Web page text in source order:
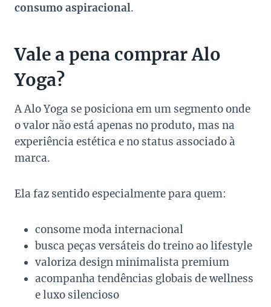
consumo aspiracional.
Vale a pena comprar Alo
Yoga?
A Alo Yoga se posiciona em um segmento onde
o valor não está apenas no produto, mas na
experiência estética e no status associado à
marca.
Ela faz sentido especialmente para quem:
consome moda internacional
busca peças versáteis do treino ao lifestyle
valoriza design minimalista premium
acompanha tendências globais de wellness
e luxo silencioso